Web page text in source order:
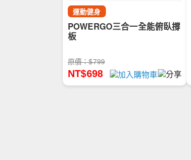
運動健身
POWERGO三合一全能俯臥撐
板
原價：$799
NT$698